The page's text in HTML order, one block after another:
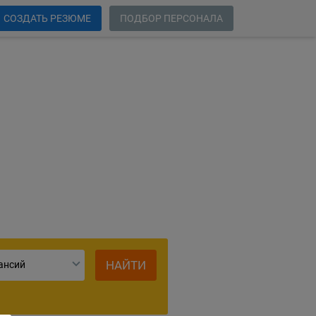
СОЗДАТЬ РЕЗЮМЕ ПОДБОР ПЕРСОНАЛА
НАЙТИ